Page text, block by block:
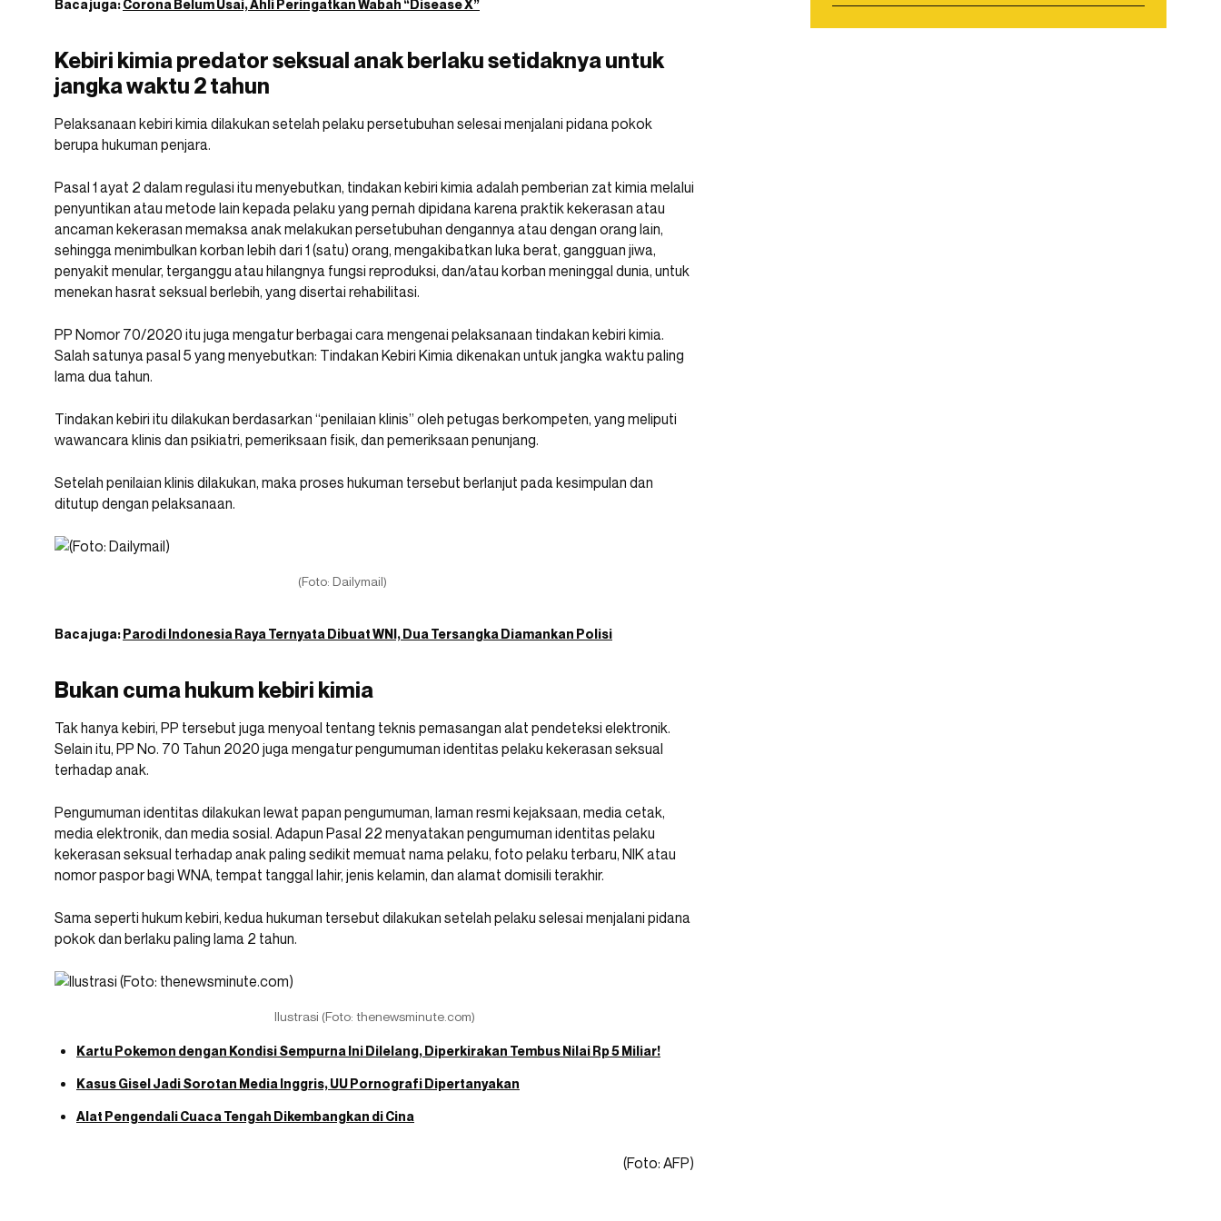
Baca juga:Corona Belum Usai, Ahli Peringatkan Wabah “Disease X”
Kebiri kimia predator seksual anak berlaku setidaknya untuk
jangka waktu 2 tahun
Pelaksanaan kebiri kimia dilakukan setelah pelaku persetubuhan selesai menjalani pidana pokok
berupa hukuman penjara.
Pasal 1 ayat 2 dalam regulasi itu menyebutkan, tindakan kebiri kimia adalah pemberian zat kimia melalui
penyuntikan atau metode lain kepada pelaku yang pernah dipidana karena praktik kekerasan atau
ancaman kekerasan memaksa anak melakukan persetubuhan dengannya atau dengan orang lain,
sehingga menimbulkan korban lebih dari 1 (satu) orang, mengakibatkan luka berat, gangguan jiwa,
penyakit menular, terganggu atau hilangnya fungsi reproduksi, dan/atau korban meninggal dunia, untuk
menekan hasrat seksual berlebih, yang disertai rehabilitasi.
PP Nomor 70/2020 itu juga mengatur berbagai cara mengenai pelaksanaan tindakan kebiri kimia.
Salah satunya pasal 5 yang menyebutkan: Tindakan Kebiri Kimia dikenakan untuk jangka waktu paling
lama dua tahun.
Tindakan kebiri itu dilakukan berdasarkan “penilaian klinis” oleh petugas berkompeten, yang meliputi
wawancara klinis dan psikiatri, pemeriksaan fisik, dan pemeriksaan penunjang.
Setelah penilaian klinis dilakukan, maka proses hukuman tersebut berlanjut pada kesimpulan dan
ditutup dengan pelaksanaan.
(Foto: Dailymail)
Baca juga:Parodi Indonesia Raya Ternyata Dibuat WNI, Dua Tersangka Diamankan Polisi
Bukan cuma hukum kebiri kimia
Tak hanya kebiri, PP tersebut juga menyoal tentang teknis pemasangan alat pendeteksi elektronik.
Selain itu, PP No. 70 Tahun 2020 juga mengatur pengumuman identitas pelaku kekerasan seksual
terhadap anak.
Pengumuman identitas dilakukan lewat papan pengumuman, laman resmi kejaksaan, media cetak,
media elektronik, dan media sosial. Adapun Pasal 22 menyatakan pengumuman identitas pelaku
kekerasan seksual terhadap anak paling sedikit memuat nama pelaku, foto pelaku terbaru, NIK atau
nomor paspor bagi WNA, tempat tanggal lahir, jenis kelamin, dan alamat domisili terakhir.
Sama seperti hukum kebiri, kedua hukuman tersebut dilakukan setelah pelaku selesai menjalani pidana
pokok dan berlaku paling lama 2 tahun.
Ilustrasi (Foto: thenewsminute.com)
Kartu Pokemon dengan Kondisi Sempurna Ini Dilelang, Diperkirakan Tembus Nilai Rp 5 Miliar!
Kasus Gisel Jadi Sorotan Media Inggris, UU Pornografi Dipertanyakan
Alat Pengendali Cuaca Tengah Dikembangkan di Cina
(Foto: AFP)